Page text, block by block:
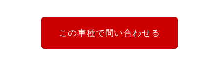
この車種で問い合わせる